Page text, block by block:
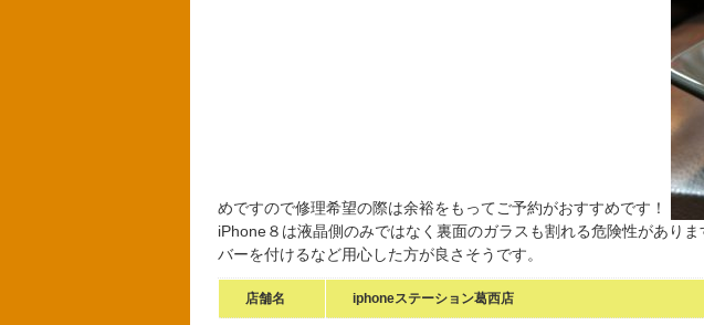
めですので修理希望の際は余裕をもってご予約がおすすめです！
iPhone８は液晶側のみではなく裏面のガラスも割れる危険性があり
バーを付けるなど用心した方が良さそうです。
店舗名 iphoneステーション葛西店